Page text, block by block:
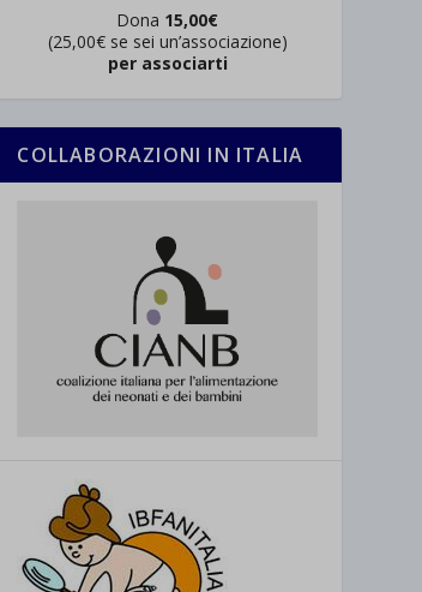
Dona 15,00€
(25,00€ se sei un’associazione)
per associarti
COLLABORAZIONI IN ITALIA